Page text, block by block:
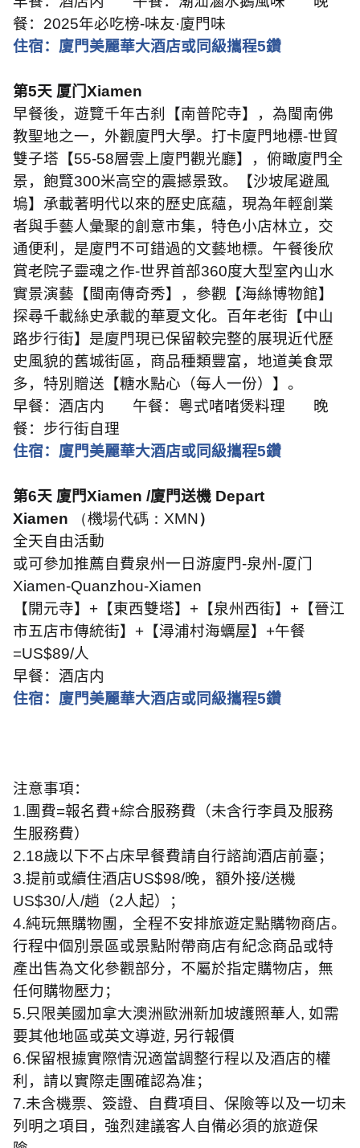
餐： 2025年必吃榜-味友·廈門味
住宿：廈門美麗華大酒店或同級攜程5鑽
第5天 厦门Xiamen
早餐後，遊覽千年古刹【南普陀寺】，為閩南佛
教聖地之一，外觀廈門大學。打卡廈門地標-世貿
雙子塔【55-58層雲上廈門觀光廳】，俯瞰廈門全
景，飽覽300米高空的震撼景致。【沙坡尾避風
塢】承載著明代以來的歷史底蘊，現為年輕創業
者與手藝人彙聚的創意市集，特色小店林立，交
通便利，是廈門不可錯過的文藝地標。午餐後欣
賞老院子靈魂之作-世界首部360度大型室內山水
實景演藝【閩南傳奇秀】，參觀【海絲博物館】
探尋千載絲史承載的華夏文化。百年老街【中山
路步行街】是廈門現已保留較完整的展現近代歷
史風貌的舊城街區，商品種類豐富，地道美食眾
多，特別贈送【糖水點心（每人一份）】。
早餐：酒店内 午餐： 粵式啫啫煲料理 晚
餐： 步行街自理
住宿：廈門美麗華大酒店或同級攜程5鑽
第6天 廈門Xiamen /廈門送機 Depart
Xiamen
（機場代碼：XMN）
全天自由活動
或可參加推薦自費泉州一日游廈門-泉州-厦门
Xiamen-Quanzhou-Xiamen
【開元寺】 + 【東西雙塔】 + 【泉州西街】 + 【晉江
市五店市傳統街】 + 【潯浦村海蠣屋】 +午餐
=US$89/人
早餐：酒店内
住宿：廈門美麗華大酒店或同級攜程5鑽
注意事項：
1.團費=報名費+綜合服務費（未含行李員及服務
生服務費）
2.18歲以下不占床早餐費請自行諮詢酒店前臺；
3.提前或續住酒店US$98/晚，額外接/送機
US$30/人/趟（2人起）；
4.純玩無購物團，全程不安排旅遊定點購物商店。
行程中個別景區或景點附帶商店有紀念商品或特
產出售為文化參觀部分，不屬於指定購物店，無
任何購物壓力；
5.只限美國加拿大澳洲歐洲新加坡護照華人, 如需
要其他地區或英文導遊, 另行報價
6.保留根據實際情況適當調整行程以及酒店的權
利，請以實際走團確認為准；
7.未含機票、簽證、自費項目、保險等以及一切未
列明之項目，強烈建議客人自備必須的旅遊保